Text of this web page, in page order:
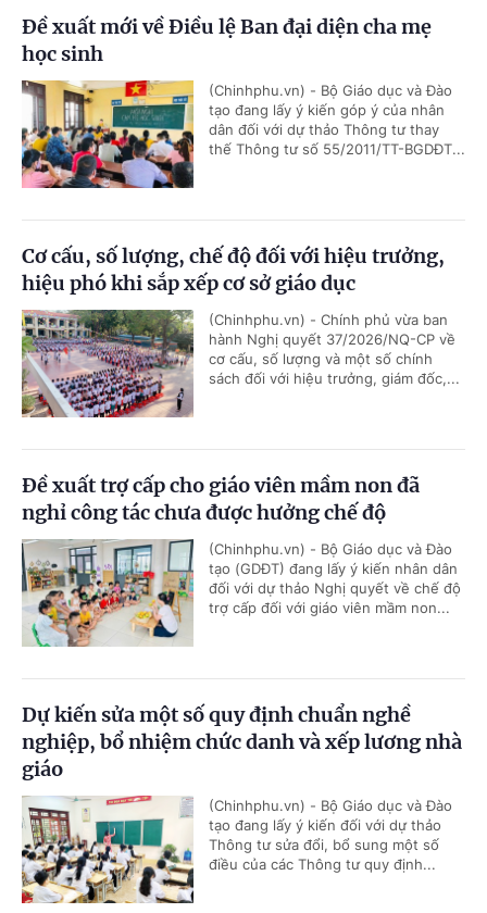
Đề xuất mới về Điều lệ Ban đại diện cha mẹ
học sinh
(Chinhphu.vn) - Bộ Giáo dục và Đào
tạo đang lấy ý kiến góp ý của nhân
dân đối với dự thảo Thông tư thay
thế Thông tư số 55/2011/TT-BGDĐT...
Cơ cấu, số lượng, chế độ đối với hiệu trưởng,
hiệu phó khi sắp xếp cơ sở giáo dục
(Chinhphu.vn) - Chính phủ vừa ban
hành Nghị quyết 37/2026/NQ-CP về
cơ cấu, số lượng và một số chính
sách đối với hiệu trưởng, giám đốc,...
Đề xuất trợ cấp cho giáo viên mầm non đã
nghỉ công tác chưa được hưởng chế độ
(Chinhphu.vn) - Bộ Giáo dục và Đào
tạo (GDĐT) đang lấy ý kiến nhân dân
đối với dự thảo Nghị quyết về chế độ
trợ cấp đối với giáo viên mầm non...
Dự kiến sửa một số quy định chuẩn nghề
nghiệp, bổ nhiệm chức danh và xếp lương nhà
giáo
(Chinhphu.vn) - Bộ Giáo dục và Đào
tạo đang lấy ý kiến đối với dự thảo
Thông tư sửa đổi, bổ sung một số
điều của các Thông tư quy định...